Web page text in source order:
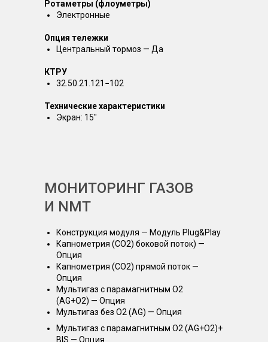
Ротаметры (флоуметры)
Электронные
Опция тележки
Центральный тормоз — Да
КТРУ
32.50.21.121−102
Технические характеристики
Экран: 15″
МОНИТОРИНГ ГАЗОВ
И NMT
Конструкция модуля — Модуль Plug&Play
Капнометрия (СО2) боковой поток) —
Опция
Капнометрия (СО2) прямой поток —
Опция
Мультигаз с парамагнитным О2
(AG+O2) — Опция
Мультигаз без О2 (AG) — Опция
Мультигаз с парамагнитным О2 (AG+O2)+
BIS — Опция